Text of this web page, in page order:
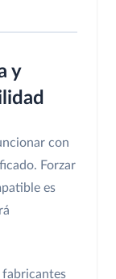
y
con
Forzar
es
fabricantes